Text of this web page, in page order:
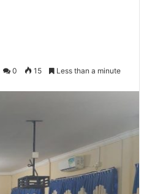
0 15 Less than a minute